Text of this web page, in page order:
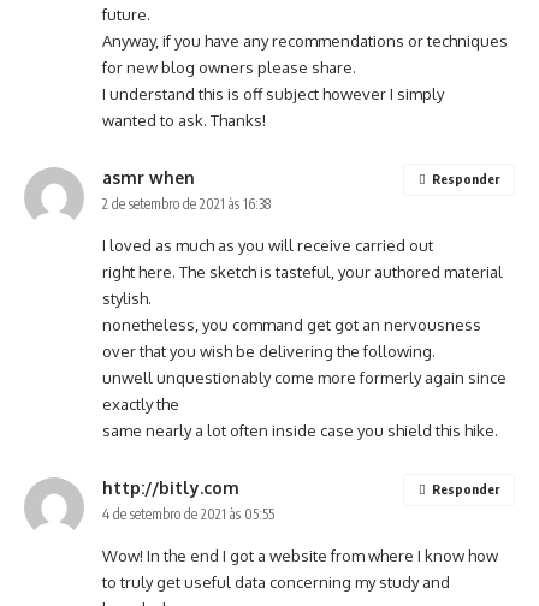
future.
Anyway, if you have any recommendations or techniques
for new blog owners please share.
I understand this is off subject however I simply
wanted to ask. Thanks!
asmr when
2 de setembro de 2021 às 16:38
I loved as much as you will receive carried out
right here. The sketch is tasteful, your authored material
stylish.
nonetheless, you command get got an nervousness
over that you wish be delivering the following.
unwell unquestionably come more formerly again since
exactly the
same nearly a lot often inside case you shield this hike.
Responder
http://bitly.com
4 de setembro de 2021 às 05:55
Wow! In the end I got a website from where I know how
to truly get useful data concerning my study and
Responder